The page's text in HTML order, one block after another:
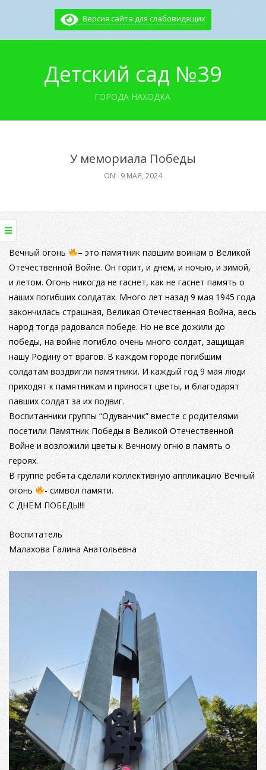
content
Версия сайта для слабовидящих
Детский сад №39
ГОРОДА НАХОДКА
У мемориала Победы
ON: 9 МАЯ, 2024
Вечный огонь
– это памятник павшим воинам в Великой
Отечественной Войне. Он горит, и днем, и ночью, и зимой,
и летом. Огонь никогда не гаснет, как не гаснет память о
наших погибших солдатах. Много лет назад 9 мая 1945 года
закончилась страшная, Великая Отечественная Война, весь
народ тогда радовался победе. Но не все дожили до
победы, на войне погибло очень много солдат, защищая
нашу Родину от врагов. В каждом городе погибшим
солдатам воздвигли памятники. И каждый год 9 мая люди
приходят к памятникам и приносят цветы, и благодарят
павших солдат за их подвиг.
Воспитанники группы “Одуванчик” вместе с родителями
посетили Памятник Победы в Великой Отечественной
Войне и возложили цветы к Вечному огню в память о
героях.
В группе ребята сделали коллективную аппликацию Вечный
огонь
- символ памяти.
С ДНЁМ ПОБЕДЫ!!!
Воспитатель
Малахова Галина Анатольевна